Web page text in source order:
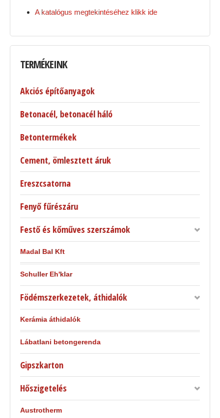
A katalógus megtekintéséhez klikk ide
TERMÉKEINK
Akciós építőanyagok
Betonacél, betonacél háló
Betontermékek
Cement, ömlesztett áruk
Ereszcsatorna
Fenyő fűrészáru
Festő és kőműves szerszámok
Madal Bal Kft
Schuller Eh'klar
Födémszerkezetek, áthidalók
Kerámia áthidalók
Lábatlani betongerenda
Gipszkarton
Hőszigetelés
Austrotherm